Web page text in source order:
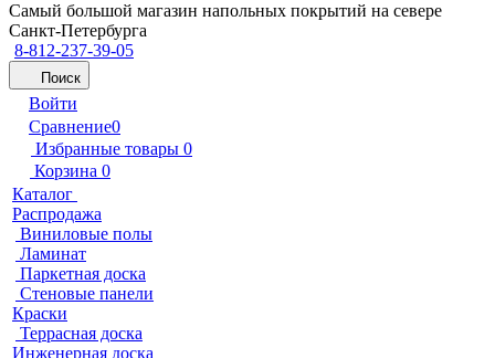
Самый большой магазин напольных покрытий на севере
Санкт-Петербурга
8-812-237-39-05
Поиск
Войти
Сравнение0
Избранные товары 0
Корзина 0
Каталог
Распродажа
Виниловые полы
Ламинат
Паркетная доска
Стеновые панели
Краски
Террасная доска
Инженерная доска